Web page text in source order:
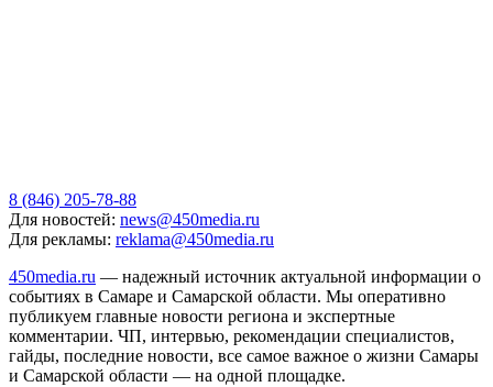
8 (846) 205-78-88
Для новостей: news@450media.ru
Для рекламы: reklama@450media.ru
450media.ru — надежный источник актуальной информации о
событиях в Самаре и Самарской области. Мы оперативно
публикуем главные новости региона и экспертные
комментарии. ЧП, интервью, рекомендации специалистов,
гайды, последние новости, все самое важное о жизни Самары
и Самарской области — на одной площадке.